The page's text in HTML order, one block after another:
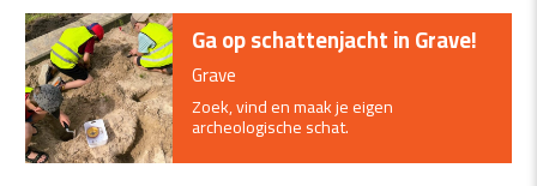
Ga op schattenjacht in Grave!
Grave
Zoek, vind en maak je eigen
archeologische schat.